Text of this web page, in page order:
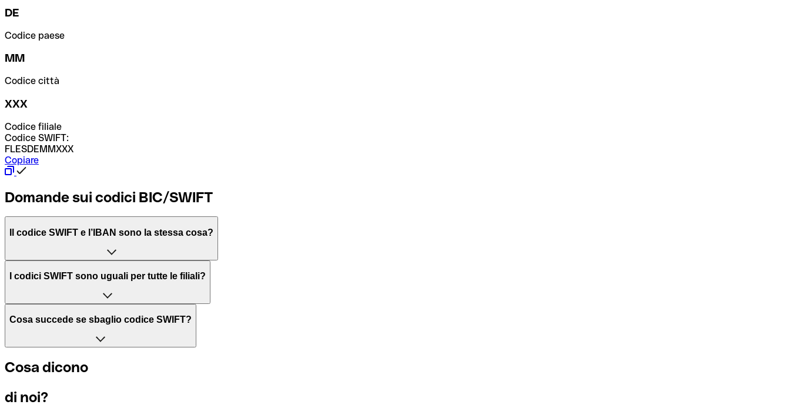
DE
Codice paese
MM
Codice città
XXX
Codice filiale
Codice SWIFT:
FLESDEMMXXX
Copiare
Domande sui codici BIC/SWIFT
Il codice SWIFT e l’IBAN sono la stessa cosa?
L'acronimo SWIFT sta per “Society for Worldwide Interbank Financial Telecommunication”, una rete globale per l’elaborazione dei pagamenti tra diversi Paesi.
Il BIC, invece, sta per “Bank Identifier Code” ed è una sequenza di caratteri necessaria per indirizzare un bonifico internazionale.
I codici SWIFT sono uguali per tutte le filiali?
Dipende dalle banche. In alcuni casi le banche utilizzano lo stesso codice SWIFT per filiali diverse. In altri casi, le banche preferiscono avere un codice SWIFT dedicato per ogni
Per sapere a quale filiale fa riferimento un codice SWIFT, è necessario controllare le ultime cifre. Se il codice termina con XXX, significa che è il codice SWIFT della sede centrale.
Cosa succede se sbaglio codice SWIFT?
Se per caso invii un pagamento a un codice SWIFT esistente ma sbagliato, la banca ricevente deve segnalare che non gestisce il conto del destinatario e stornare il pagamento.
Se ti accorgi di aver usato un codice SWIFT sbagliato, contatta immediatamente la tua banca e chiedi di annullare la transazione.
Cosa dicono
di noi?